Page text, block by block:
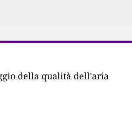
della qualità dell'aria